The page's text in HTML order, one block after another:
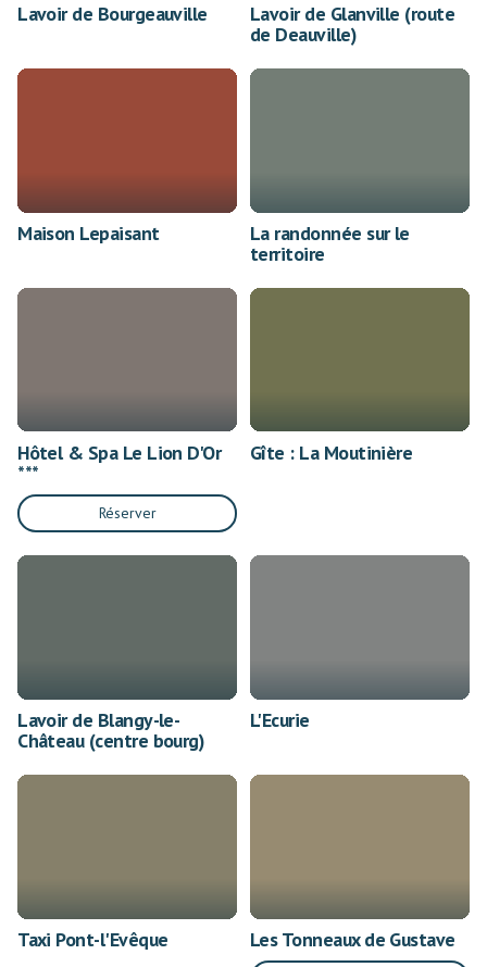
Lavoir de Bourgeauville
Lavoir de Glanville (route
de Deauville)
Maison Lepaisant
La randonnée sur le
territoire
Hôtel & Spa Le Lion D'Or
***
Réserver
Gîte : La Moutinière
Lavoir de Blangy-le-
Château (centre bourg)
L'Ecurie
Taxi Pont-l'Evêque Les Tonneaux de Gustave